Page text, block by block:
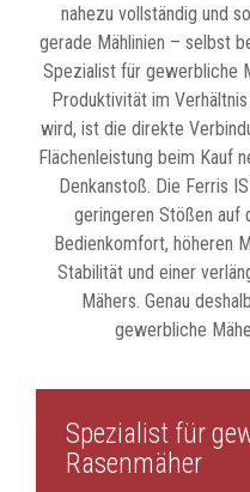
nahezu vollständig und
gerade Mählinien – selbst
Spezialist für gewerbliche
Produktivität im
wird, ist die direkte
Flächenleistung beim Kauf
Denkanstoß. Die Ferris IS
geringeren Stößen auf
Bedienkomfort, höheren
Stabilität und einer
Mähers. Genau
gewerbliche
Spezialist für
Rasenmäher